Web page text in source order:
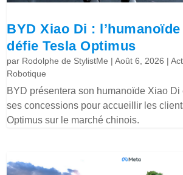
BYD Xiao Di :
défie Tesla Optimus
par Rodolphe de StylistMe |Août 6, 2026 |
Robotique
BYD présentera son humanoïde Xiao
ses concessions pour accueillir les
Optimus sur le marché chinois.